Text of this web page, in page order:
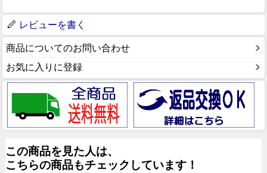
レビューを書く
商品についてのお問い合わせ
お気に入りに登録
この商品を見た人は、
こちらの商品もチェックしています！